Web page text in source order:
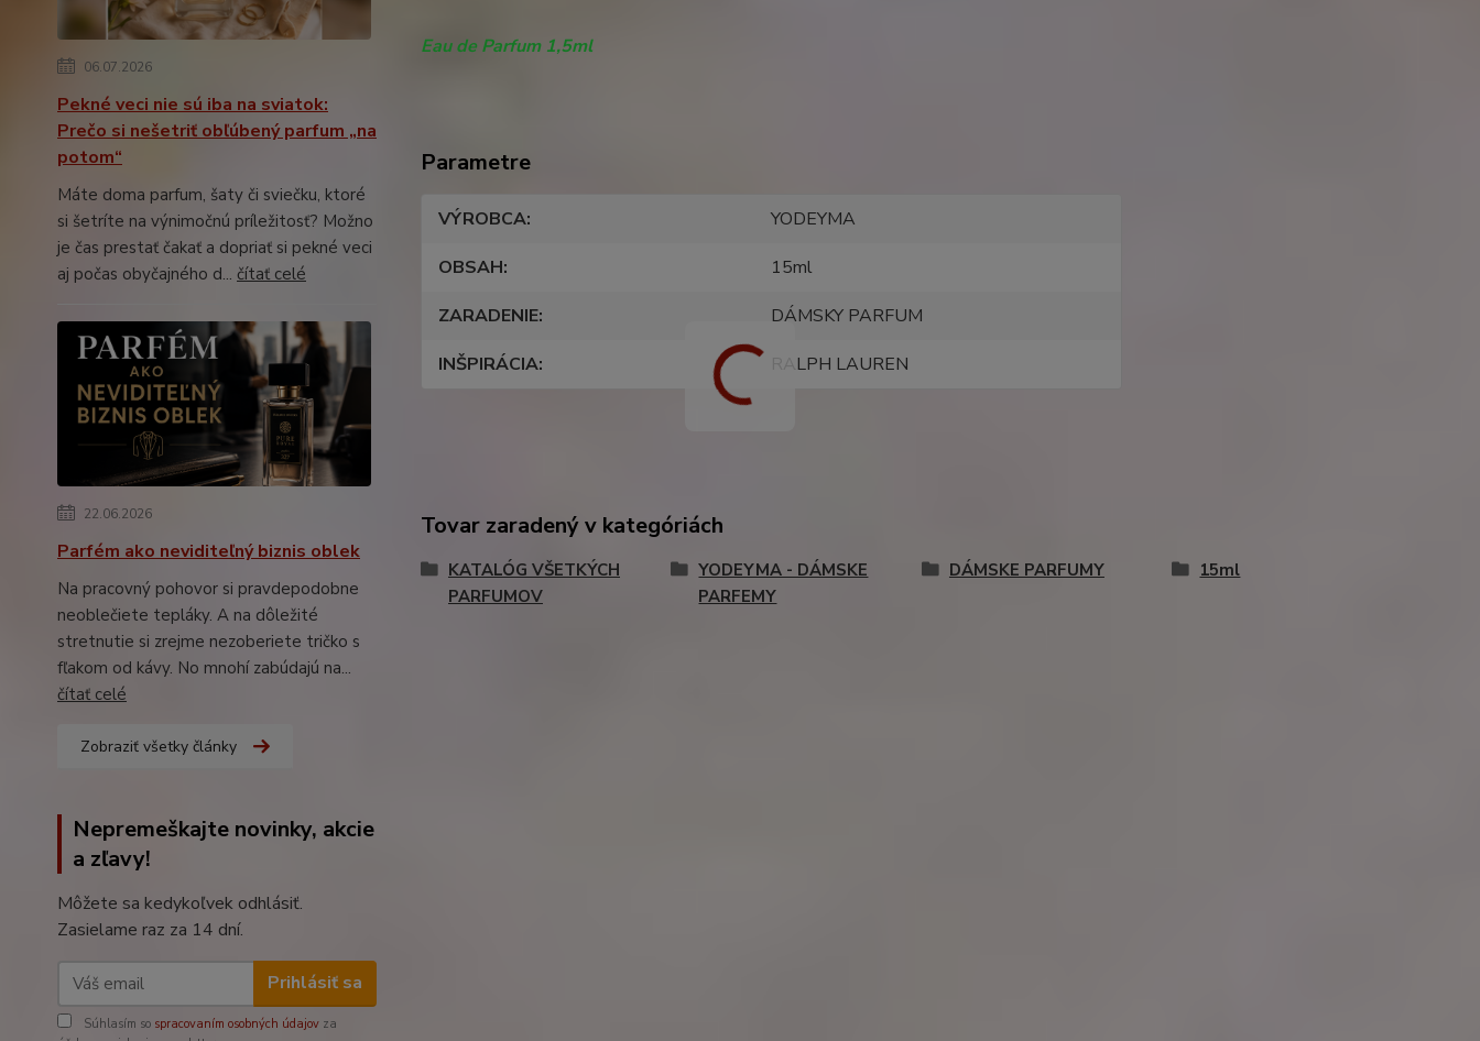
06.07.2026
Pekné veci nie sú iba na sviatok:
Prečo si nešetriť obľúbený parfum „na
potom“
Máte doma parfum, šaty či sviečku, ktoré
si šetríte na výnimočnú príležitosť? Možno
je čas prestať čakať a dopriať si pekné veci
aj počas obyčajného d... čítať celé
22.06.2026
Parfém ako neviditeľný biznis oblek
Na pracovný pohovor si pravdepodobne
neoblečiete tepláky. A na dôležité
stretnutie si zrejme nezoberiete tričko s
fľakom od kávy. No mnohí zabúdajú na...
čítať celé
Zobraziť všetky články
Nepremeškajte novinky, akcie
a zľavy!
Môžete sa kedykoľvek odhlásiť.
Zasielame raz za 14 dní.
Prihlásiť sa
Súhlasím so spracovaním osobných údajov za
Eau de Parfum 1,5ml
Parametre
VÝROBCA
YODEYMA
OBSAH
15ml
ZARADENIE
DÁMSKY PARFUM
INŠPIRÁCIA
RALPH LAUREN
Tovar zaradený v kategóriách
KATALÓG VŠETKÝCH
PARFUMOV
YODEYMA - DÁMSKE
PARFEMY
DÁMSKE PARFUMY 15ml